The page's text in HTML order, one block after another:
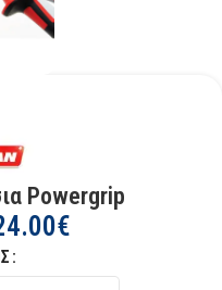
Powergrip
€